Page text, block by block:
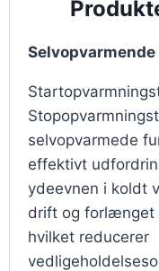
selvopvarmede
effektivt
ydeevnen i koldt
drift og forlænget
hvilket reducerer